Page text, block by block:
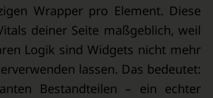
Wrapper pro Element. Diese
deiner Seite maßgeblich, weil
Logik sind Widgets nicht mehr
lassen. Das bedeutet:
Bestandteilen – ein echter